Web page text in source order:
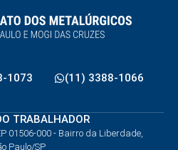
1073 (11) 3388-1066
TRABALHADOR
01506-000 - Bairro da Liberdade,
Paulo/SP